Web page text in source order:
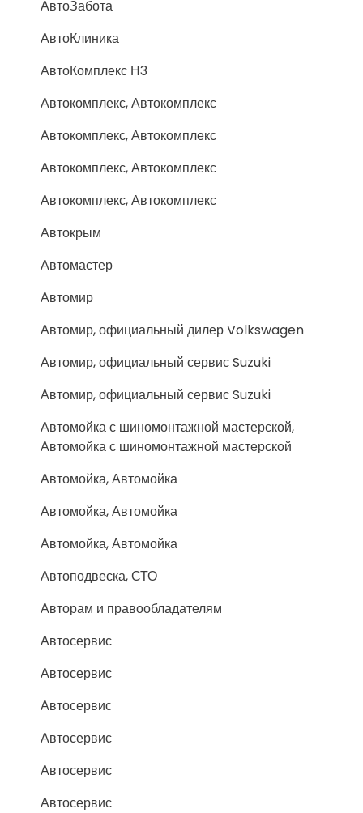
АвтоЗабота
АвтоКлиника
АвтоКомплекс Н3
Автокомплекс, Автокомплекс
Автокомплекс, Автокомплекс
Автокомплекс, Автокомплекс
Автокомплекс, Автокомплекс
Автокрым
Автомастер
Автомир
Автомир, официальный дилер Volkswagen
Автомир, официальный сервис Suzuki
Автомир, официальный сервис Suzuki
Автомойка с шиномонтажной мастерской,
Автомойка с шиномонтажной мастерской
Автомойка, Автомойка
Автомойка, Автомойка
Автомойка, Автомойка
Автоподвеска, СТО
Авторам и правообладателям
Автосервис
Автосервис
Автосервис
Автосервис
Автосервис
Автосервис